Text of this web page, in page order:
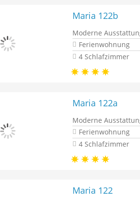
Maria 122b
Moderne
Ferienwohnung
4 Schlafzimmer
Maria 122a
Moderne
Ferienwohnung
4 Schlafzimmer
Maria 122